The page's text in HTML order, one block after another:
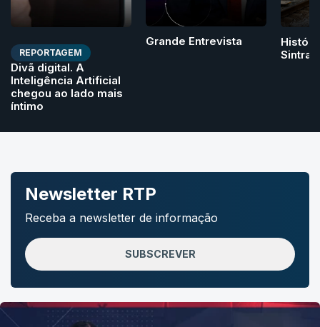
REPORTAGEM
Divã digital. A
Inteligência Artificial
chegou ao lado mais
íntimo
Grande Entrevista
Sintra
Newsletter RTP
Receba a newsletter de informação
SUBSCREVER